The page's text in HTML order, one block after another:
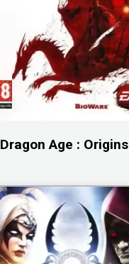
Dragon Age : Origins